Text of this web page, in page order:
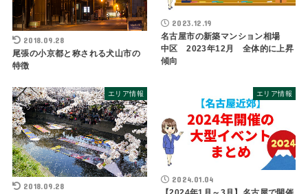
2018.09.28
尾張の小京都と称される犬山市の
特徴
2023.12.19
名古屋市の新築マンション相場
中区 2023年12月 全体的に上昇
傾向
エリア情報
2018.09.28
エリア情報
2024.01.04